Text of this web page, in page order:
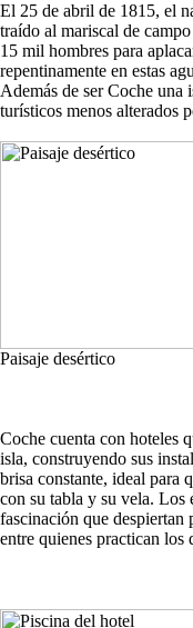
El 25 de abril de 1815, el
traído al mariscal de
15 mil hombres para
repentinamente en estas
Además de ser Coche una
turísticos menos alterados
Paisaje desértico
Coche cuenta con hoteles
isla, construyendo sus
brisa constante, ideal para
con su tabla y su vela. Los
fascinación que despiertan
entre quienes practican los